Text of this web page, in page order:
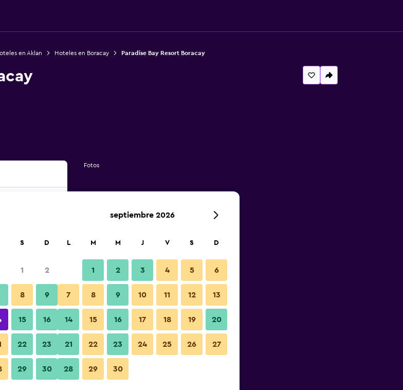
en Aklan Hoteles en Boracay Paradise Bay Resort Boracay
Ver precios
Ver precios
Fotos
S D
1 2
8 9
15 16
22 23
29 30
septiembre 2026
L M M J V S D
1 2 3 4 5 6
7 8 9 10 11 12 13
14 15 16 17 18 19 20
21 22 23 24 25 26 27
28 29 30